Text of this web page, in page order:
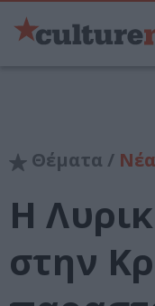
Θέματα / Νέα
H
στην